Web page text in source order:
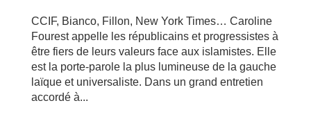
CCIF, Bianco, Fillon, New York Times… Caroline
Fourest appelle les républicains et progressistes à
être fiers de leurs valeurs face aux islamistes. Elle
est la porte-parole la plus lumineuse de la gauche
laïque et universaliste. Dans un grand entretien
accordé à...